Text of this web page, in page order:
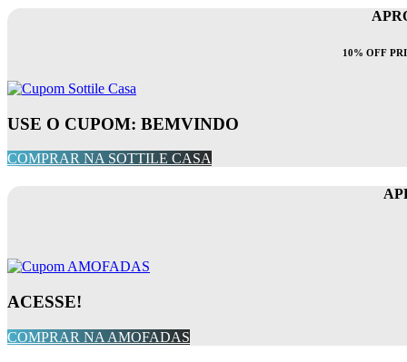
10% OFF
USE O CUPOM: BEMVINDO
COMPRAR NA SOTTILE CASA
ACESSE!
COMPRAR NA AMOFADAS